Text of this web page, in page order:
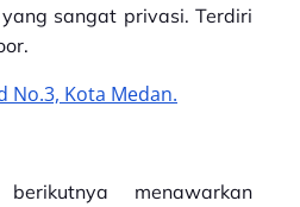
sangat privasi. Terdiri
No.3, Kota Medan.
menawarkan